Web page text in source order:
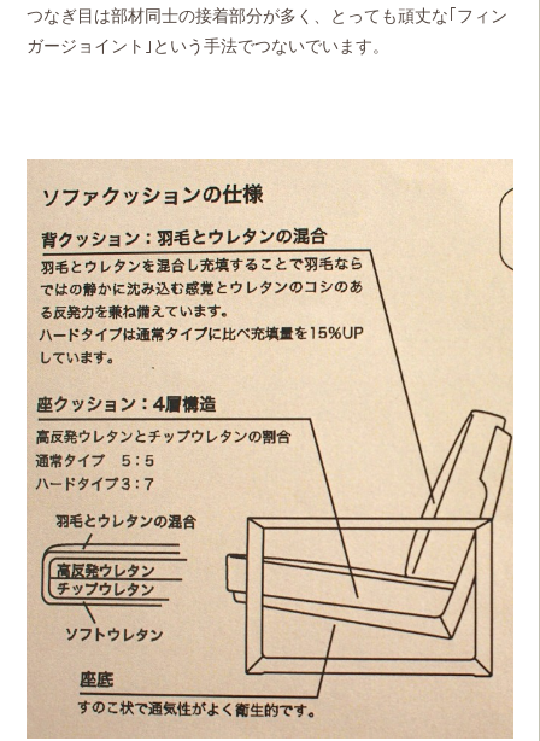
つなぎ目は部材同士の接着部分が多く、とっても頑丈な｢フィン
ガージョイント｣という手法でつないでいます。